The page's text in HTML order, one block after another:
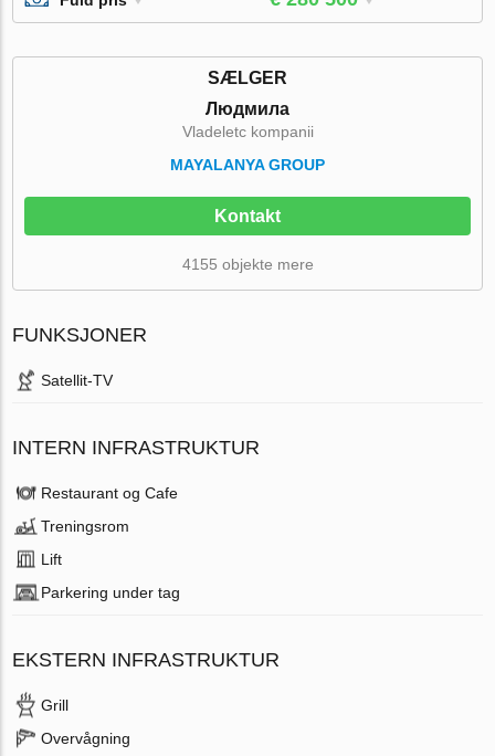
SÆLGER
Людмила
Vladeletc kompanii
MAYALANYA GROUP
Kontakt
4155 objekte mere
FUNKSJONER
Satellit-TV
INTERN INFRASTRUKTUR
Restaurant og Cafe
Treningsrom
Lift
Parkering under tag
EKSTERN INFRASTRUKTUR
Grill
Overvågning